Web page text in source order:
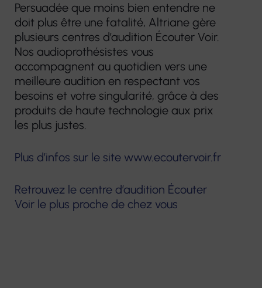
Persuadée que moins bien entendre ne
doit plus être une fatalité, Altriane gère
plusieurs centres d’audition Écouter Voir.
Nos audioprothésistes vous
accompagnent au quotidien vers une
meilleure audition en respectant vos
besoins et votre singularité, grâce à des
produits de haute technologie aux prix
les plus justes.
Plus d’infos sur le site www.ecoutervoir.fr
Retrouvez le centre d’audition Écouter
Voir le plus proche de chez vous